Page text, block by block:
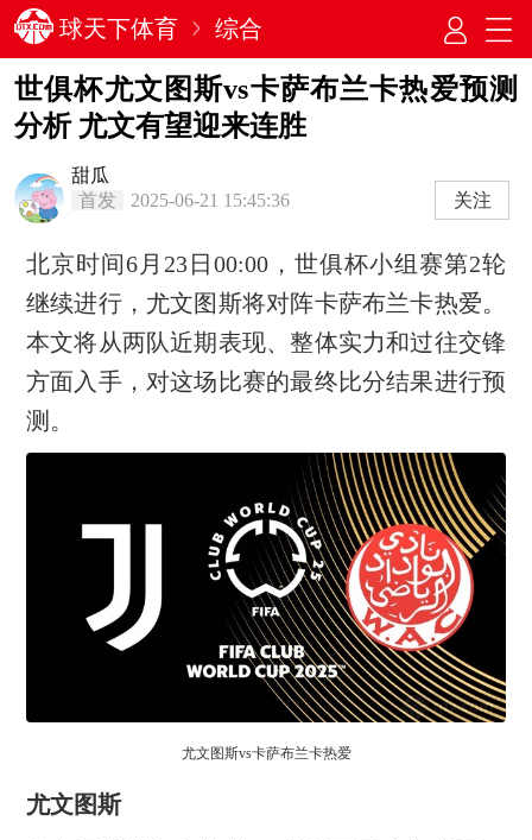
球天下体育 综合
世俱杯尤文图斯vs卡萨布兰卡热爱预测
分析 尤文有望迎来连胜
甜瓜
首发
2025-06-21 15:45:36 关注
北京时间6月23日00:00，世俱杯小组赛第2轮
继续进行，尤文图斯将对阵卡萨布兰卡热爱。
本文将从两队近期表现、整体实力和过往交锋
方面入手，对这场比赛的最终比分结果进行预
测。
尤文图斯vs卡萨布兰卡热爱
尤文图斯